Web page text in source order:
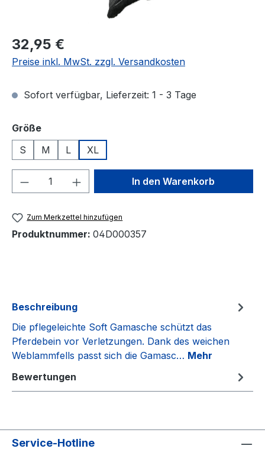
Regulärer Preis:
32,95 €
Preise inkl. MwSt. zzgl. Versandkosten
Sofort verfügbar, Lieferzeit: 1 - 3 Tage
Größeauswählen
S
M L XL
Produkt Anzahl: Gib denIn den Warenkorb
Zum Merkzettel hinzufügen
Produktnummer: 04D000357
Beschreibung
Die pflegeleichte Soft Gamasche schützt das
Pferdebein vor Verletzungen. Dank des weichen
Weblammfells passt sich die Gamasc… Mehr
Bewertungen
Service-Hotline